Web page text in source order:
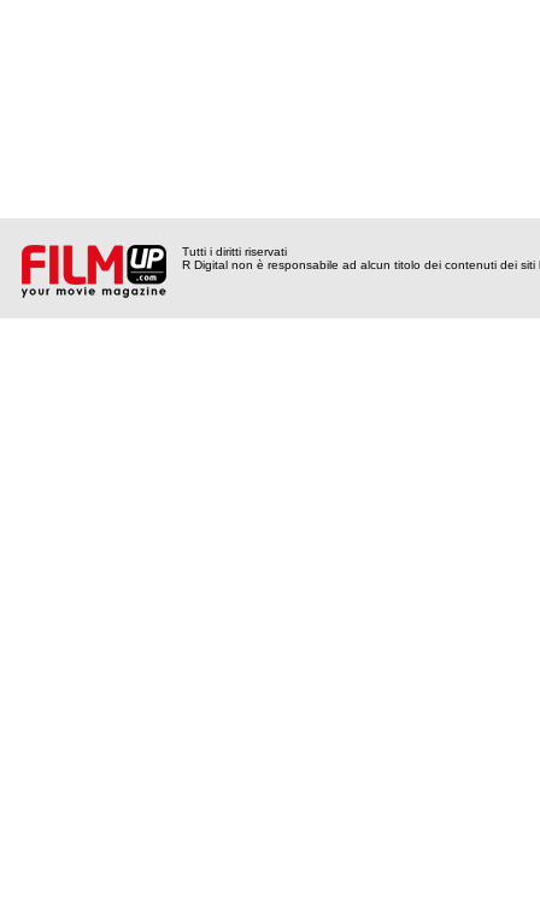
Tutti i diritti riservati
R Digital non è responsabile ad alcun titolo dei contenuti dei siti